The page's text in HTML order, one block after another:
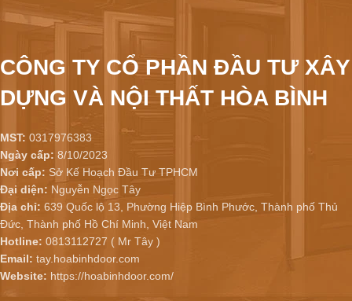
CÔNG TY CỔ PHẦN ĐẦU TƯ XÂY
DỰNG VÀ NỘI THẤT HÒA BÌNH
MST: 0317976383
Ngày cấp: 8/10/2023
Nơi cấp: Sở Kế Hoạch Đầu Tư TPHCM
Đại diện: Nguyễn Ngọc Tây
Địa chỉ: 639 Quốc lộ 13, Phường Hiệp Bình Phước, Thành phố Thủ
Đức, Thành phố Hồ Chí Minh, Việt Nam
Hotline: 0813112727 ( Mr Tây )
Email: tay.hoabinhdoor.com
Website: https://hoabinhdoor.com/